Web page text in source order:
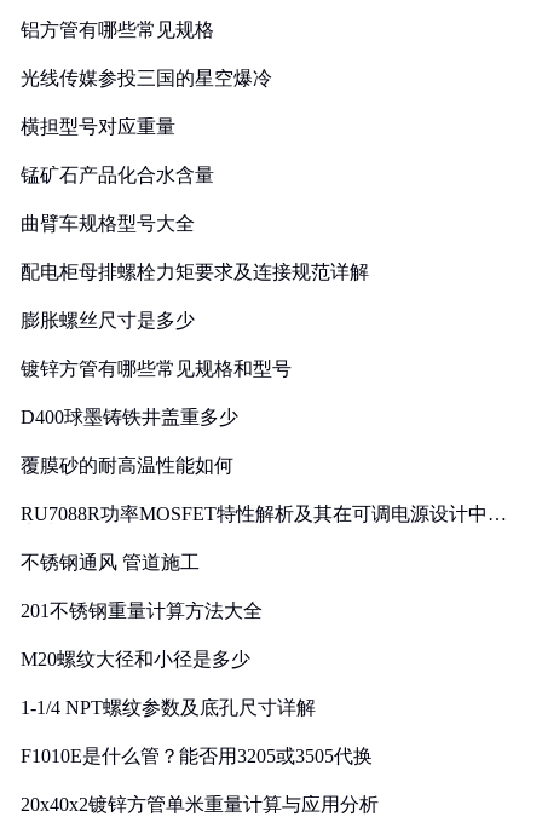
铝方管有哪些常见规格
光线传媒参投三国的星空爆冷
横担型号对应重量
锰矿石产品化合水含量
曲臂车规格型号大全
配电柜母排螺栓力矩要求及连接规范详解
膨胀螺丝尺寸是多少
镀锌方管有哪些常见规格和型号
D400球墨铸铁井盖重多少
覆膜砂的耐高温性能如何
RU7088R功率MOSFET特性解析及其在可调电源设计中的
不锈钢通风 管道施工
201不锈钢重量计算方法大全
M20螺纹大径和小径是多少
1-1/4 NPT螺纹参数及底孔尺寸详解
F1010E是什么管？能否用3205或3505代换
20x40x2镀锌方管单米重量计算与应用分析